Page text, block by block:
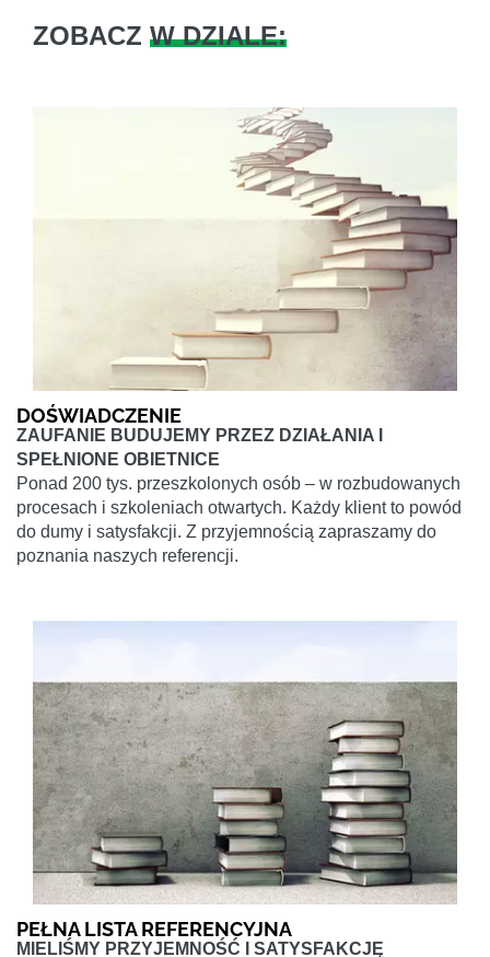
ZOBACZ W DZIALE:
DOŚWIADCZENIE
ZAUFANIE BUDUJEMY PRZEZ DZIAŁANIA I
SPEŁNIONE OBIETNICE
Ponad 200 tys. przeszkolonych osób – w rozbudowanych
procesach i szkoleniach otwartych. Każdy klient to powód
do dumy i satysfakcji. Z przyjemnością zapraszamy do
poznania naszych referencji.
PEŁNA LISTA REFERENCYJNA
MIELIŚMY PRZYJEMNOŚĆ I SATYSFAKCJĘ